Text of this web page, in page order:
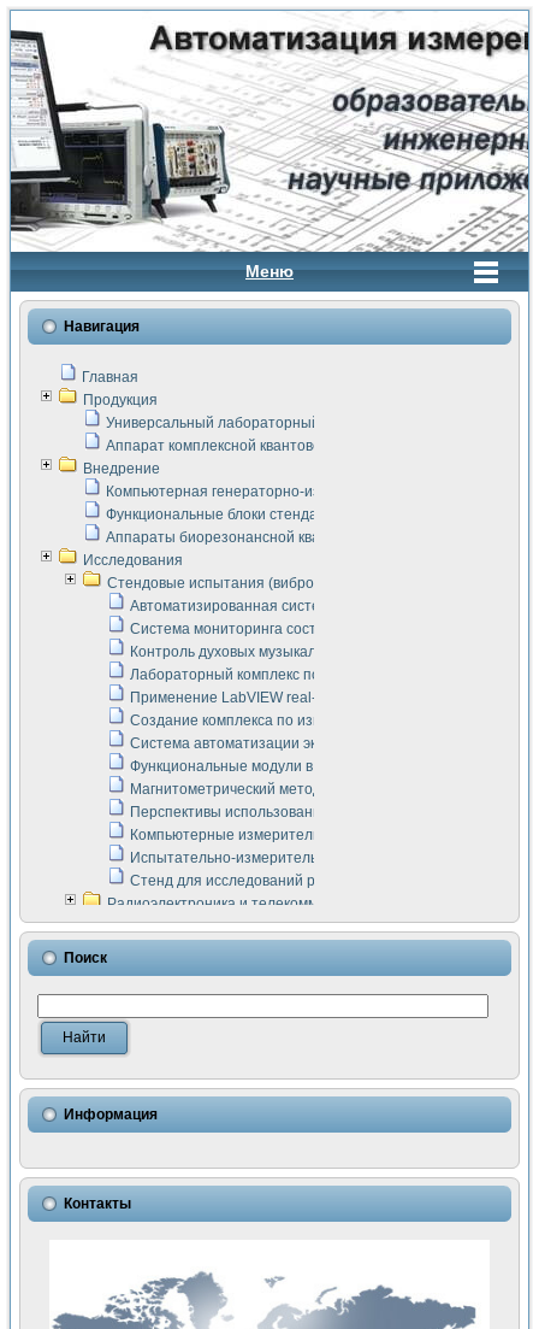
Меню
Навигация
Главная
Продукция
Универсальный лабораторный стенд "Сигнал-USB"
Аппарат комплексной квантовой терапии Интроскан
Внедрение
Компьютерная генераторно-измерительная система
Функциональные блоки стенда "Сигнал-USB"
Аппараты биорезонансной квантовой терапии серии СКАН
Исследования
Стендовые испытания (виброакустика, тензометрия и т.п.)
Автоматизированная система измерения параметров
Система мониторинга состояния тяговых
Контроль духовых музыкальных инструментов
Лабораторный комплекс по исследованию элементной
Применение LabVIEW real-time module для
Создание комплекса по измерению скорости подвижного
Система автоматизации экспериментальных
Функциональные модули в стандарте Nl SCXI для
Магнитометрический метод в дефектоскопии сварных
Перспективы использования машинного зрения в
Компьютерные измерительные системы для
Испытательно-измерительный комплекс аппаратуры для
Стенд для исследований рабочих процессов ДВС в
Радиоэлектроника и телекоммуникации
LabVIEW в расчетах радиолиний систем передачи данных
Аппаратно-программный комплекс для исследования
Виртуальный лабораторный стенд для исследования
Измерение шумовых параметров операционных
Измерительный преобразователь на основе цифровой
Использование NI LabVIEW для математического
Исследовние возможности создания измерителя ВАХ
Математическое моделирование генератора сигналов -
Применение осциллографического модуля с высоким
Симуляция отклика импульсного радиолокационного
Автоматизация формирования уравнений состояния для
Разработка автоматизированного стенда для измерения
Применение среды LabVIEW для построения картины
Портативная система для определения показателей
Поиск
Информация
Контакты